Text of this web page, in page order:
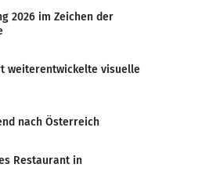
2026 im Zeichen der
weiterentwickelte visuelle
nach Österreich
Restaurant in